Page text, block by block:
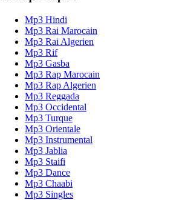
Mp3 Hindi
Mp3 Rai Marocain
Mp3 Rai Algerien
Mp3 Rif
Mp3 Gasba
Mp3 Rap Marocain
Mp3 Rap Algerien
Mp3 Reggada
Mp3 Occidental
Mp3 Turque
Mp3 Orientale
Mp3 Instrumental
Mp3 Jablia
Mp3 Staifi
Mp3 Dance
Mp3 Chaabi
Mp3 Singles